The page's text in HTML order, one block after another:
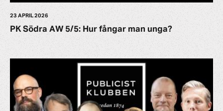
23 APRIL 2026
PK Södra AW 5/5: Hur fångar man unga?